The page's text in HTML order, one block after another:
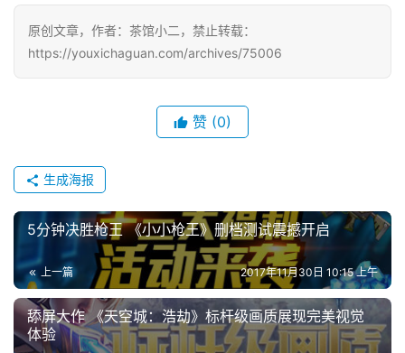
金
茶
月
3
日
游
茶
原创文章，作者：茶馆小二，禁止转载：
https://youxichaguan.com/archives/75006
赞 (0)
生成海报
5分钟决胜枪王 《小小枪王》删档测试震撼开启
上一篇 2017年11月30日 10:15 上午
舔屏大作 《天空城：浩劫》标杆级画质展现完美视觉
体验